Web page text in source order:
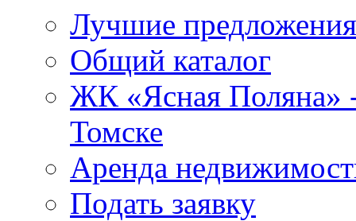
Лучшие предложения
Общий каталог
ЖК «Ясная Поляна»
Томске
Аренда
Подать заявку